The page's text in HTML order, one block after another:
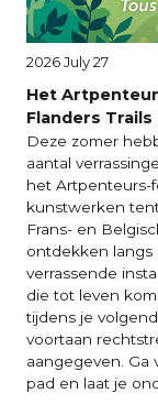
2026 July 27
Het
Flanders Trails
Deze zomer
aantal
het Artpenteurs-
kunstwerken
Frans- en
ontdekken langs
verrassende
die tot leven
tijdens je
voortaan
aangegeven. Ga
pad en laat je